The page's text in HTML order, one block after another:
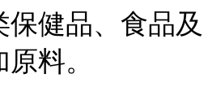
健品、食品及
料。